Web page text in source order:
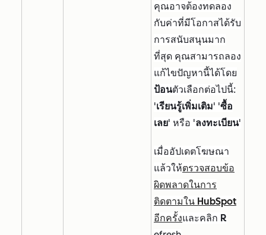
คุณอาจต้องทดลอง
กับค่าที่มีโอกาสได้รับ
การสนับสนุนมาก
ที่สุด คุณสามารถลอง
แก้ไขปัญหานี้ได้โดย
ป้อนตัวเลือกต่อไปนี้:
'เรียนรู้เพิ่มเติม' 'ซื้อ
เลย' หรือ 'ลงทะเบียน'
เมื่ออัปเดตโฆษณา
แล้วให้ตรวจสอบข้อ
ผิดพลาดในการ
ติดตามใน HubSpot
อีกครั้งและคลิก R